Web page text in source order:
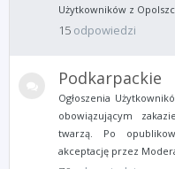
Użytkowników z
15 odpowiedzi
Podkarpackie
Ogłoszenia
obowiązującym
twarzą. Po
akceptację przez